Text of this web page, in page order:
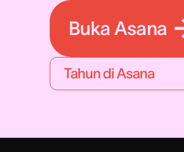
Buka Asana
Tahun di Asana